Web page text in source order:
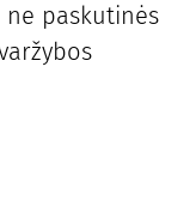
ne paskutinės